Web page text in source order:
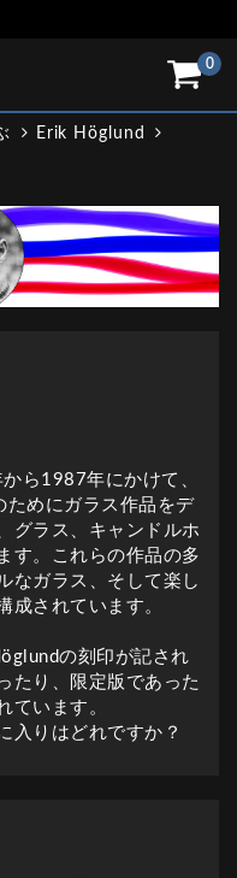
0
Erik Höglund
ら1987年にかけて、
ためにガラス作品をデ
グラス、キャンドルホ
す。これらの作品の多
なガラス、そして楽し
成されています。
の刻印が記され
たり、限定版であった
ています。
入りはどれですか？